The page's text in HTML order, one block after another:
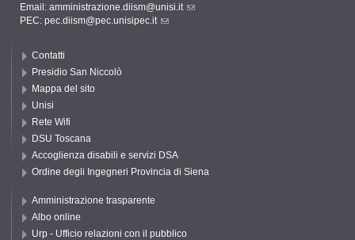
Email: amministrazione.diism@unisi.it
PEC: pec.diism@pec.unisipec.it
Contatti
Presidio San Niccolò
Mappa del sito
Unisi
Rete Wifi
DSU Toscana
Accoglienza disabili e servizi DSA
Ordine degli Ingegneri Provincia di Siena
Amministrazione trasparente
Albo online
Urp - Ufficio relazioni con il pubblico